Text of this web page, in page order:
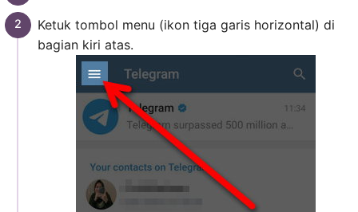
Ketuk tombol menu (ikon tiga garis horizontal) di
bagian kiri atas.